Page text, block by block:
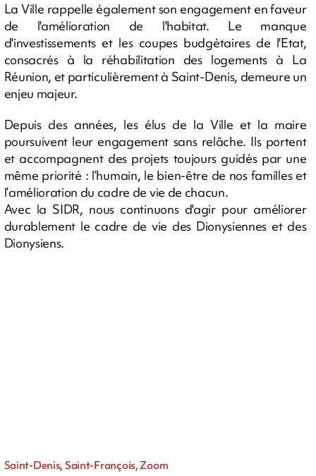
La Ville rappelle également son engagement en faveur
de l'amélioration de l'habitat. Le manque
d'investissements et les coupes budgétaires de l'Etat,
consacrés à la réhabilitation des logements à La
Réunion, et particulièrement à Saint-Denis, demeure un
enjeu majeur.
Depuis des années, les élus de la Ville et la maire
poursuivent leur engagement sans relâche. Ils portent
et accompagnent des projets toujours guidés par une
même priorité : l’humain, le bien-être de nos familles et
l’amélioration du cadre de vie de chacun.
Avec la SIDR, nous continuons d'agir pour améliorer
durablement le cadre de vie des Dionysiennes et des
Dionysiens.
Saint-Denis, Saint-François, Zoom